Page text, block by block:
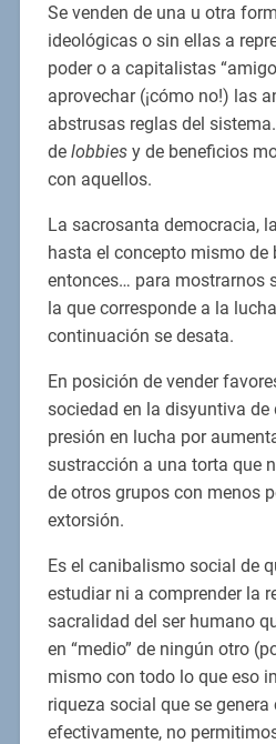
Se venden de una u otra
ideológicas o sin ellas a
poder o a capitalistas
aprovechar (¡cómo no!) las
abstrusas reglas del
de lobbiesy de beneficios
con aquellos.
La sacrosanta democracia,
hasta el concepto mismo de
entonces… para mostrarnos
la que corresponde a la
continuación se desata.
En posición de vender
sociedad en la disyuntiva de
presión en lucha por
sustracción a una torta que
de otros grupos con menos
extorsión.
Es el canibalismo social de
estudiar ni a comprender la
sacralidad del ser humano
en “medio” de ningún otro
mismo con todo lo que eso
riqueza social que se genera
efectivamente, no